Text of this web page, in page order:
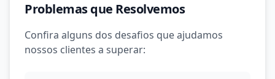
Problemas que Resolvemos
Confira alguns dos desafios que ajudamos
nossos clientes a superar: